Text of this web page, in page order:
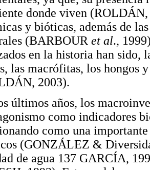
donde viven
y bióticas, además de
(BARBOUR et al.,
en la historia han sido,
las macrófitas, los hongos
2003).
últimos años, los
como indicadores
como una
(GONZÁLEZ &
de agua 137 GARCÍA,